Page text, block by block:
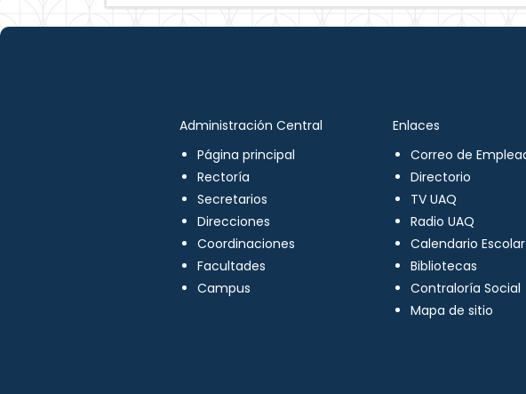
Administración Central
Página principal
Rectoría
Secretarios
Direcciones
Coordinaciones
Facultades
Campus
Enlaces
Correo de
Directorio
TV UAQ
Radio UAQ
Calendario Escolar
Bibliotecas
Contraloría Social
Mapa de sitio